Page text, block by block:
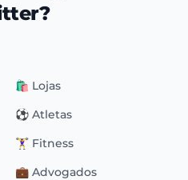
🛍 Lojas
⚽️ Atletas
🏋️‍♀️ Fitness
💼 Advogados